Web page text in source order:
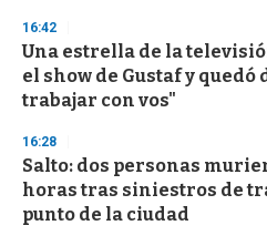
s
e
c
o
n
16:42
Una estrella de la
el show de Gustaf y
trabajar con vos"
16:28
Salto: dos personas
horas tras siniestros de
punto de la ciudad